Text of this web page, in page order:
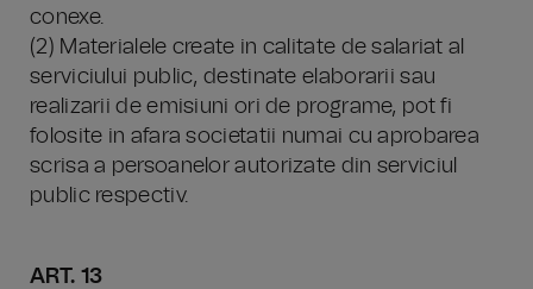
conexe.
(2) Materialele create in calitate de salariat al
serviciului public, destinate elaborarii sau
realizarii de emisiuni ori de programe, pot fi
folosite in afara societatii numai cu aprobarea
scrisa a persoanelor autorizate din serviciul
public respectiv.
ART. 13